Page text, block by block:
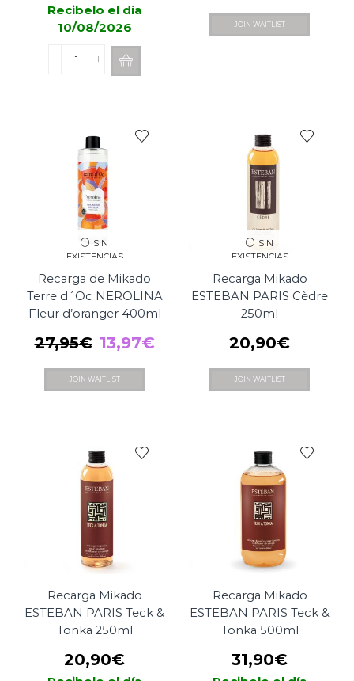
Recibelo el día
10/08/2026
Recarga
Mikado
Menthe
250ml
cantidad
precio
original
JOIN WAITLIST
SIN
EXISTENCIAS
Recarga de Mikado
Terre d´Oc NEROLINA
Fleur d’oranger 400ml
27,95€ El
precio
original
13,97€El
JOIN WAITLIST
SIN
EXISTENCIAS
Recarga Mikado
ESTEBAN PARIS Cèdre
250ml
20,90€
JOIN WAITLIST
Recarga Mikado
ESTEBAN PARIS Teck &
Tonka 250ml
20,90€
Recarga Mikado
ESTEBAN PARIS Teck &
Tonka 500ml
31,90€